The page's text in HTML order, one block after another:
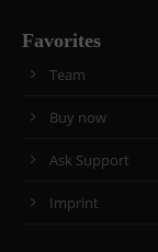
Favorites
Team
Buy now
Ask Support
Imprint